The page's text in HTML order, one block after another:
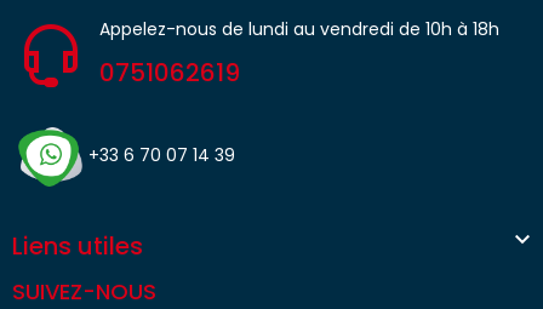
Appelez-nous de lundi au vendredi de 10h à 18h
0751062619
+33 6 70 07 14 39
Liens utiles 
SUIVEZ-NOUS